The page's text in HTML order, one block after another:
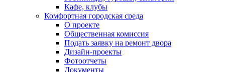
Кафе, клубы
Комфортная городская среда
О проекте
Общественная комиссия
Подать заявку на ремонт двора
Дизайн-проекты
Фотоотчеты
Документы